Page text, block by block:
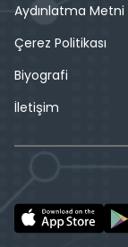
Aydınlatma Metni
Çerez Politikası
Biyografi
İletişim